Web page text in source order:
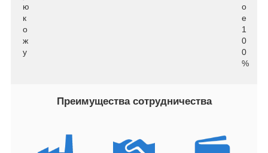
ю
к
о
ж
у
о
е
1
0
0
%
Преимущества сотрудничества